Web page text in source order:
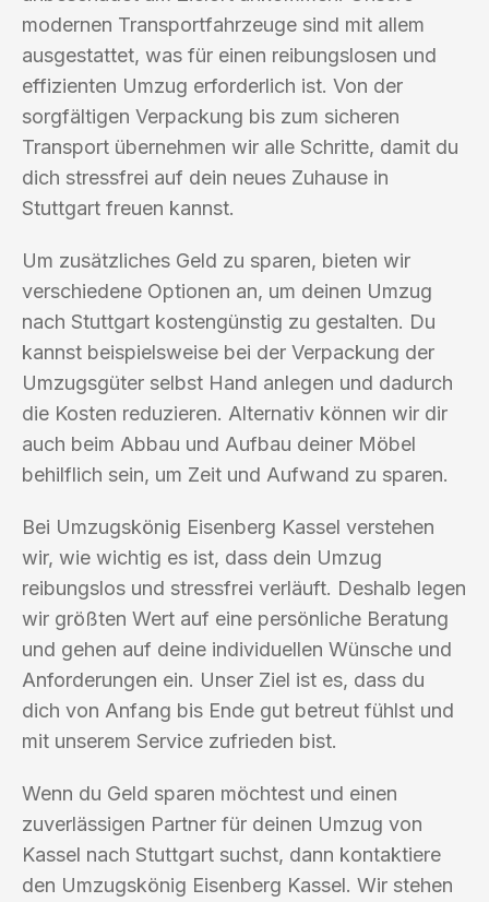
modernen Transportfahrzeuge sind mit allem
ausgestattet, was für einen reibungslosen und
effizienten Umzug erforderlich ist. Von der
sorgfältigen Verpackung bis zum sicheren
Transport übernehmen wir alle Schritte, damit du
dich stressfrei auf dein neues Zuhause in
Stuttgart freuen kannst.
Um zusätzliches Geld zu sparen, bieten wir
verschiedene Optionen an, um deinen Umzug
nach Stuttgart kostengünstig zu gestalten. Du
kannst beispielsweise bei der Verpackung der
Umzugsgüter selbst Hand anlegen und dadurch
die Kosten reduzieren. Alternativ können wir dir
auch beim Abbau und Aufbau deiner Möbel
behilflich sein, um Zeit und Aufwand zu sparen.
Bei Umzugskönig Eisenberg Kassel verstehen
wir, wie wichtig es ist, dass dein Umzug
reibungslos und stressfrei verläuft. Deshalb legen
wir größten Wert auf eine persönliche Beratung
und gehen auf deine individuellen Wünsche und
Anforderungen ein. Unser Ziel ist es, dass du
dich von Anfang bis Ende gut betreut fühlst und
mit unserem Service zufrieden bist.
Wenn du Geld sparen möchtest und einen
zuverlässigen Partner für deinen Umzug von
Kassel nach Stuttgart suchst, dann kontaktiere
den Umzugskönig Eisenberg Kassel. Wir stehen